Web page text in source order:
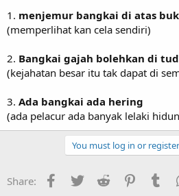
e
r
1. menjemur bangkai di atas
(memperlihat kan cela sendiri)
2. Bangkai gajah bolehkan di
(kejahatan besar itu tak dapat di
3. Ada bangkai ada hering
(ada pelacur ada banyak lelaki
You must log in or
Share: Facebook
Twitter Reddit